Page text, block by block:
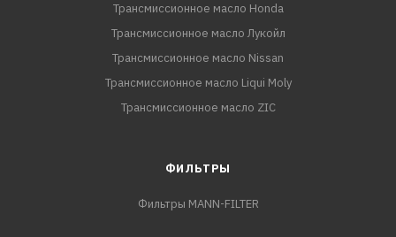
Трансмиссионное масло Honda
Трансмиссионное масло Лукойл
Трансмиссионное масло Nissan
Трансмиссионное масло Liqui Moly
Трансмиссионное масло ZIC
ФИЛЬТРЫ
Фильтры MANN-FILTER